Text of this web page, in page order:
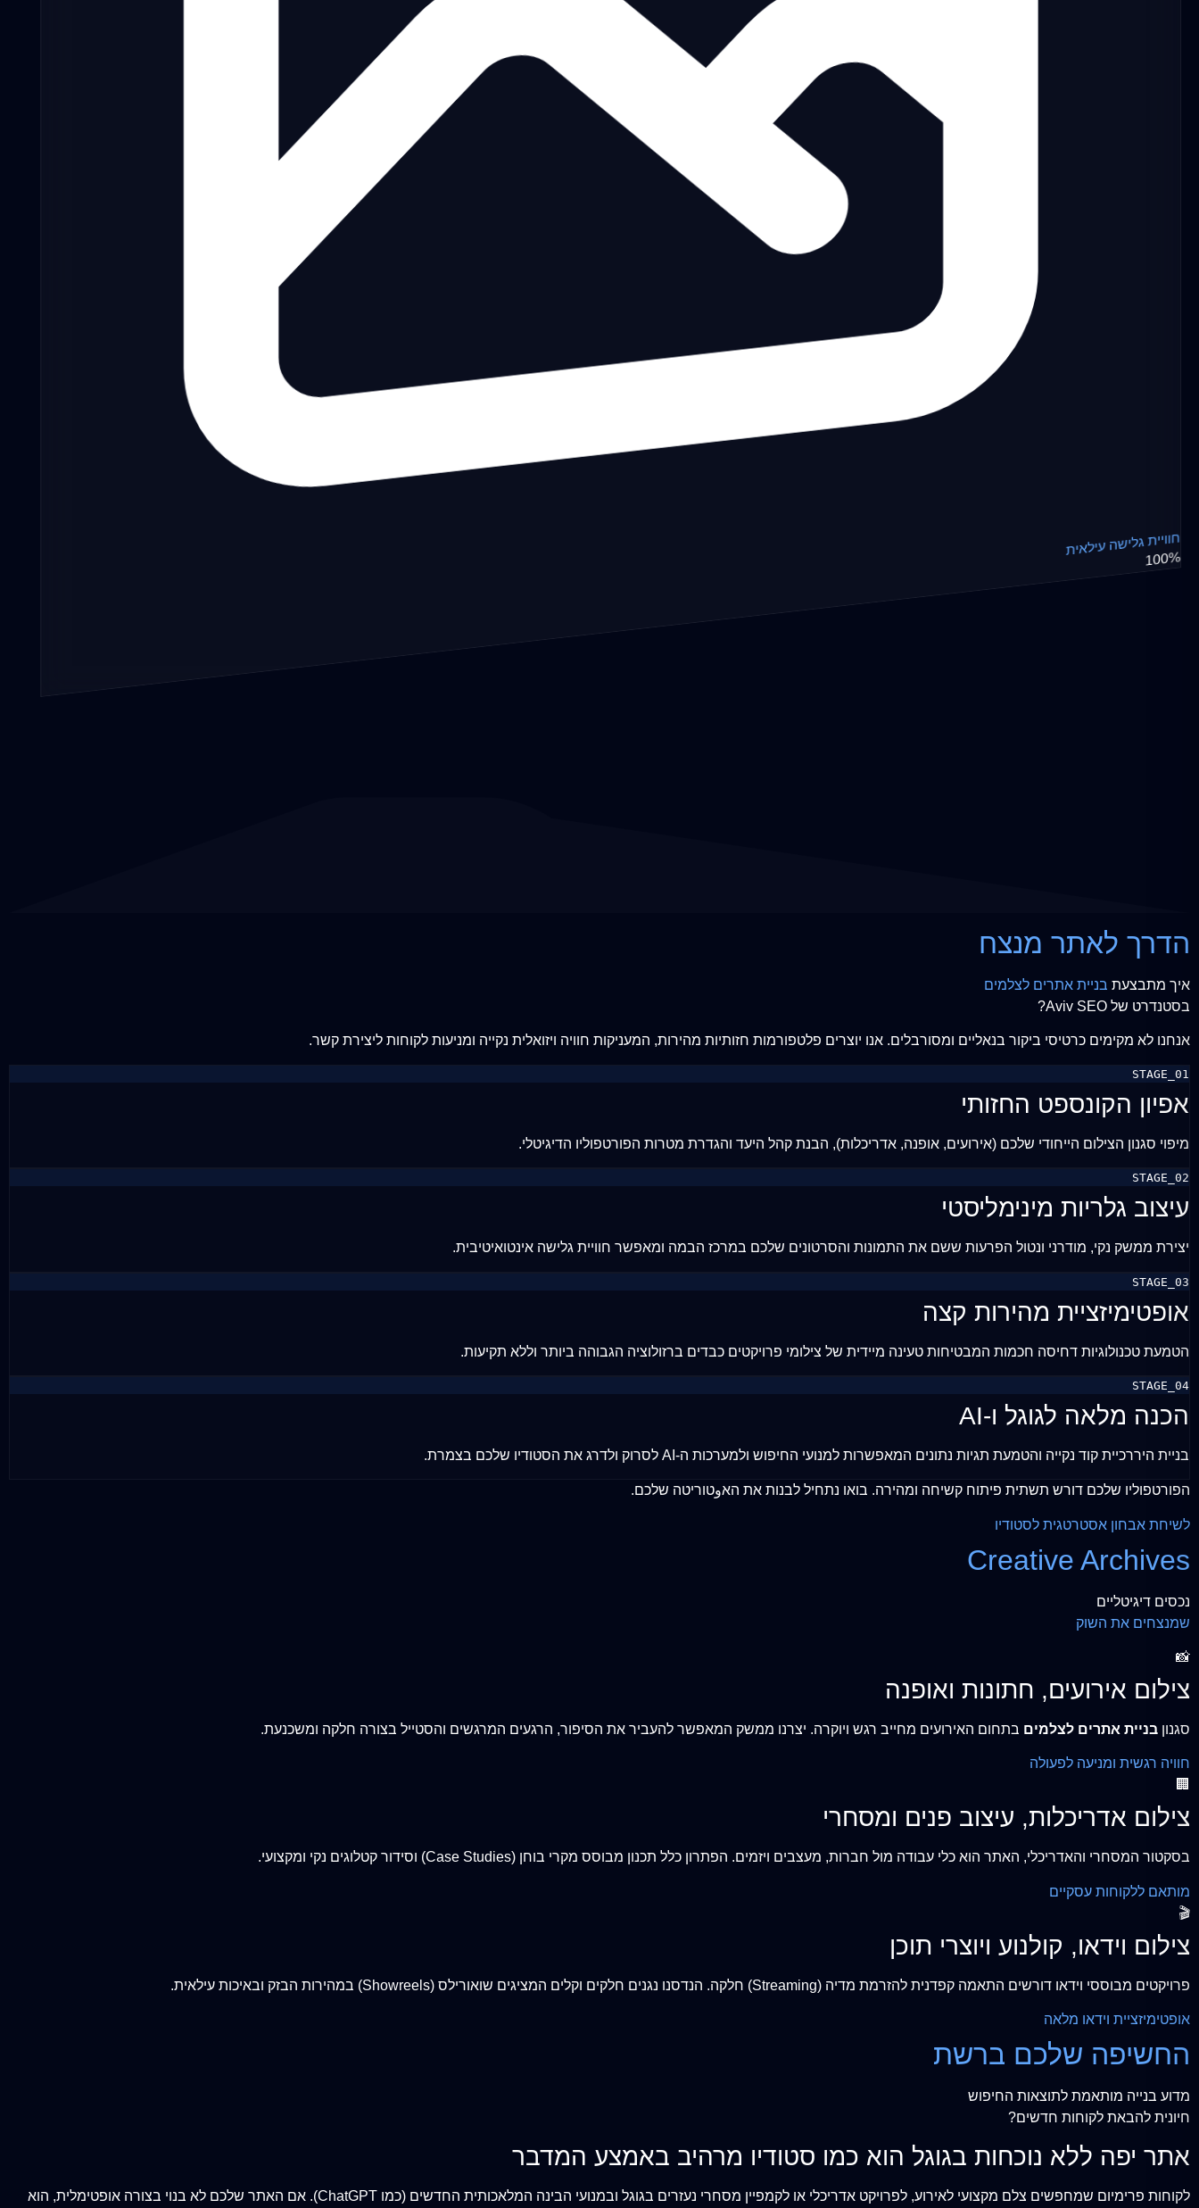
חוויית גלישה עילאית
100%
הדרך לאתר מנצח
איך מתבצעת בניית אתרים לצלמים
בסטנדרט של Aviv SEO?
אנחנו לא מקימים כרטיסי ביקור בנאליים ומסורבלים. אנו יוצרים פלטפורמות חזותיות מהירות, המעניקות חוויה ויזואלית נקייה ומניעות לקוחות ליצירת קשר.
STAGE_01
אפיון הקונספט החזותי
מיפוי סגנון הצילום הייחודי שלכם (אירועים, אופנה, אדריכלות), הבנת קהל היעד והגדרת מטרות הפורטפוליו הדיגיטלי.
STAGE_02
עיצוב גלריות מינימליסטי
יצירת ממשק נקי, מודרני ונטול הפרעות ששם את התמונות והסרטונים שלכם במרכז הבמה ומאפשר חוויית גלישה אינטואיטיבית.
STAGE_03
אופטימיזציית מהירות קצה
הטמעת טכנולוגיות דחיסה חכמות המבטיחות טעינה מיידית של צילומי פרויקטים כבדים ברזולוציה הגבוהה ביותר וללא תקיעות.
STAGE_04
הכנה מלאה לגוגל ו-AI
בניית היררכיית קוד נקייה והטמעת תגיות נתונים המאפשרות למנועי החיפוש ולמערכות ה-AI לסרוק ולדרג את הסטודיו שלכם בצמרת.
הפורטפוליו שלכם דורש תשתית פיתוח קשיחה ומהירה. בואו נתחיל לבנות את האوטוריטה שלכם.
לשיחת אבחון אסטרטגית לסטודיו
Creative Archives
נכסים דיגיטליים
שמנצחים את השוק
📸
צילום אירועים, חתונות ואופנה
סגנון בניית אתרים לצלמים בתחום האירועים מחייב רגש ויוקרה. יצרנו ממשק המאפשר להעביר את הסיפור, הרגעים המרגשים והסטייל בצורה חלקה ומשכנעת.
חוויה רגשית ומניעה לפעולה
🏢
צילום אדריכלות, עיצוב פנים ומסחרי
בסקטור המסחרי והאדריכלי, האתר הוא כלי עבודה מול חברות, מעצבים ויזמים. הפתרון כלל תכנון מבוסס מקרי בוחן (Case Studies) וסידור קטלוגים נקי ומקצועי.
מותאם ללקוחות עסקיים
🎬
צילום וידאו, קולנוע ויוצרי תוכן
פרויקטים מבוססי וידאו דורשים התאמה קפדנית להזרמת מדיה (Streaming) חלקה. הנדסנו נגנים חלקים וקלים המציגים שואורילס (Showreels) במהירות הבזק ובאיכות עילאית.
אופטימיזציית וידאו מלאה
החשיפה שלכם ברשת
מדוע בנייה מותאמת לתוצאות החיפוש
חיונית להבאת לקוחות חדשים?
אתר יפה ללא נוכחות בגוגל הוא כמו סטודיו מרהיב באמצע המדבר
לקוחות פרימיום שמחפשים צלם מקצועי לאירוע, לפרויקט אדריכלי או לקמפיין מסחרי נעזרים בגוגל ובמנועי הבינה המלאכותית החדשים (כמו ChatGPT). אם האתר שלכם לא בנוי בצורה אופטימלית, הוא